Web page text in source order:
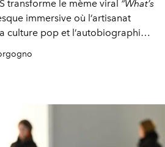
transforme le mème viral “What’s
immersive où l’artisanat
culture pop et l’autobiographie